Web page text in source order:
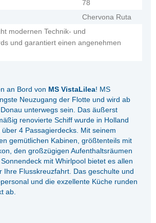
78
Chervona Ruta
modernen Technik- und
und garantiert einen angenehmen
an Bord von MS VistaLilea! MS
Neuzugang der Flotte und wird ab
unterwegs sein. Das äußerst
renovierte Schiff wurde in Holland
4 Passagierdecks. Mit seinem
gemütlichen Kabinen, größtenteils mit
den großzügigen Aufenthaltsräumen
mit Whirlpool bietet es allen
Ihre Flusskreuzfahrt. Das geschulte und
und die exzellente Küche runden
ab.